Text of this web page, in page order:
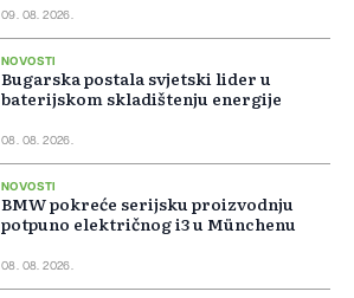
09. 08. 2026.
NOVOSTI
Bugarska postala svjetski lider u
baterijskom skladištenju energije
08. 08. 2026.
NOVOSTI
BMW pokreće serijsku proizvodnju
potpuno električnog i3 u Münchenu
08. 08. 2026.